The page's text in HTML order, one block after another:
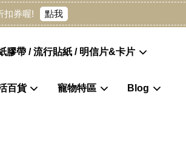
扣券喔! 點我
膠帶 / 流行貼紙 / 明信片&卡片
百貨 寵物特區 Blog